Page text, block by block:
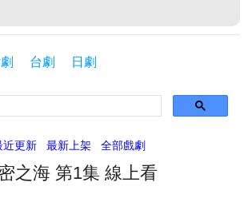
台劇 日劇
近更新 最新上架 全部戲劇
之海 第1集 線上看